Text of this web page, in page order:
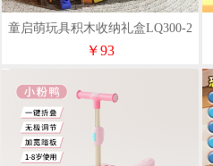
童启萌玩具积木收纳礼盒LQ300-2
￥93